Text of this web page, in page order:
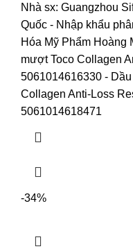
Nhà sx: Guangzhou
Quốc - Nhập khẩu
Hóa Mỹ Phẩm Hoàng
mượt Toco Collagen
5061014616330 -
Collagen Anti-Loss
5061014618471
-34%